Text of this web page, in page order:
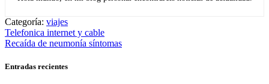
Categoría: viajes
Navegación
de
entradas
Entrada
anterior:
Telefonica internet y cable
Entrada
Recaída de neumonía síntomas
Entradas recientes